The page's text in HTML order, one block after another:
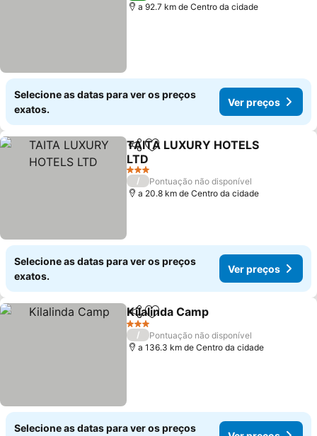
a 92.7 km de Centro da cidade
Selecione as datas para ver os preços
exatos.
Ver preços
PartilharAdicionar aos favoritos
TAITA LUXURY HOTELS
LTD
3 Estrelas
/
Pontuação não disponível
a 20.8 km de Centro da cidade
Selecione as datas para ver os preços
exatos.
Ver preços
PartilharAdicionar aos favoritos
Kilalinda Camp
3 Estrelas
/
Pontuação não disponível
a 136.3 km de Centro da cidade
Selecione as datas para ver os preços